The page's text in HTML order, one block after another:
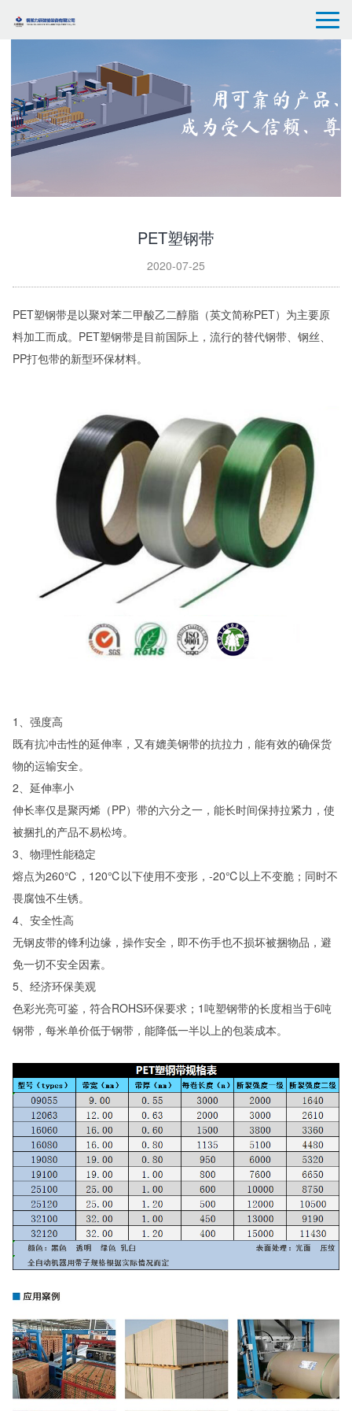
PET塑钢带
2020-07-25
PET塑钢带是以聚对苯二甲酸乙二醇脂（英文简称PET）为主要原
料加工而成。PET塑钢带是目前国际上，流行的替代钢带、钢丝、
PP打包带的新型环保材料。
1、强度高
既有抗冲击性的延伸率，又有媲美钢带的抗拉力，能有效的确保货
物的运输安全。
2、延伸率小
伸长率仅是聚丙烯（PP）带的六分之一，能长时间保持拉紧力，使
被捆扎的产品不易松垮。
3、物理性能稳定
熔点为260℃，120℃以下使用不变形，-20℃以上不变脆；同时不
畏腐蚀不生锈。
4、安全性高
无钢皮带的锋利边缘，操作安全，即不伤手也不损坏被捆物品，避
免一切不安全因素。
5、经济环保美观
色彩光亮可鉴，符合ROHS环保要求；1吨塑钢带的长度相当于6吨
钢带，每米单价低于钢带，能降低一半以上的包装成本。